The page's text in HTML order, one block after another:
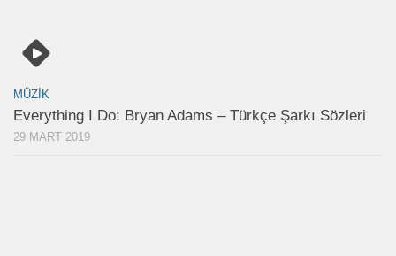
MÜZIK
Everything I Do: Bryan Adams – Türkçe Şarkı Sözleri
29 MART 2019